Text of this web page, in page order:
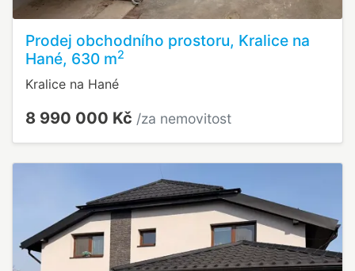
Prodej obchodního prostoru, Kralice na
Hané, 630 m2
Kralice na Hané
8 990 000 Kč /za nemovitost